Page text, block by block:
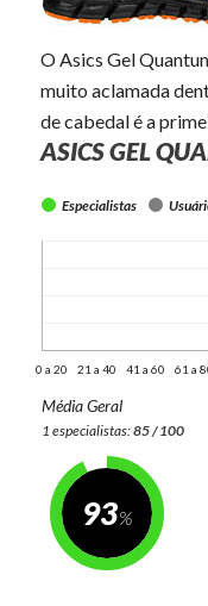
O Asics Gel
muito aclamada
de cabedal é a
ASICS GEL
Especialistas
0 a 20 21 a 40 41 a 60 61 a
Média Geral
1 especialistas:85 / 100
93